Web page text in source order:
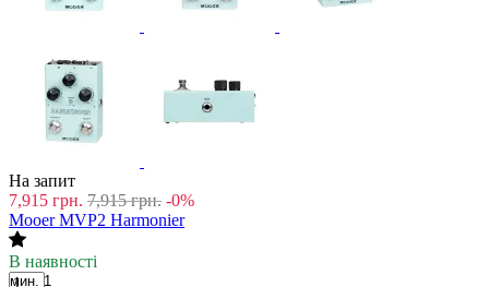
На запит
7,915 грн. 7,915 грн. -0%
Mooer MVP2 Harmonier
В наявності
мин. 1